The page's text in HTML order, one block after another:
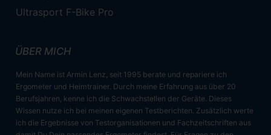
Ultrasport F-Bike Pro
ÜBER MICH
Mein Name ist Armin Lenz, seit 1995 berate und repariere ich
Ergometer und Heimtrainer. Durch meine Erfahrung aus über 20
Berufsjahren, kenne ich die Schwachstellen der Geräte. Dieses
Wissen nutze ich bei meinen eigenen Testberichten. Zusätzlich werte
ich die Ergebnisse von Testorganisationen und Fachzeitschriften aus